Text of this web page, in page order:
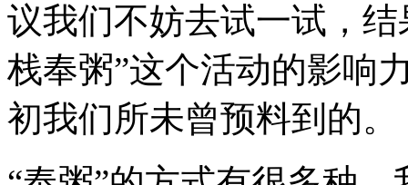
议我们不妨去试一试，
栈奉粥”这个活动的影响
初我们所未曾预料到的。